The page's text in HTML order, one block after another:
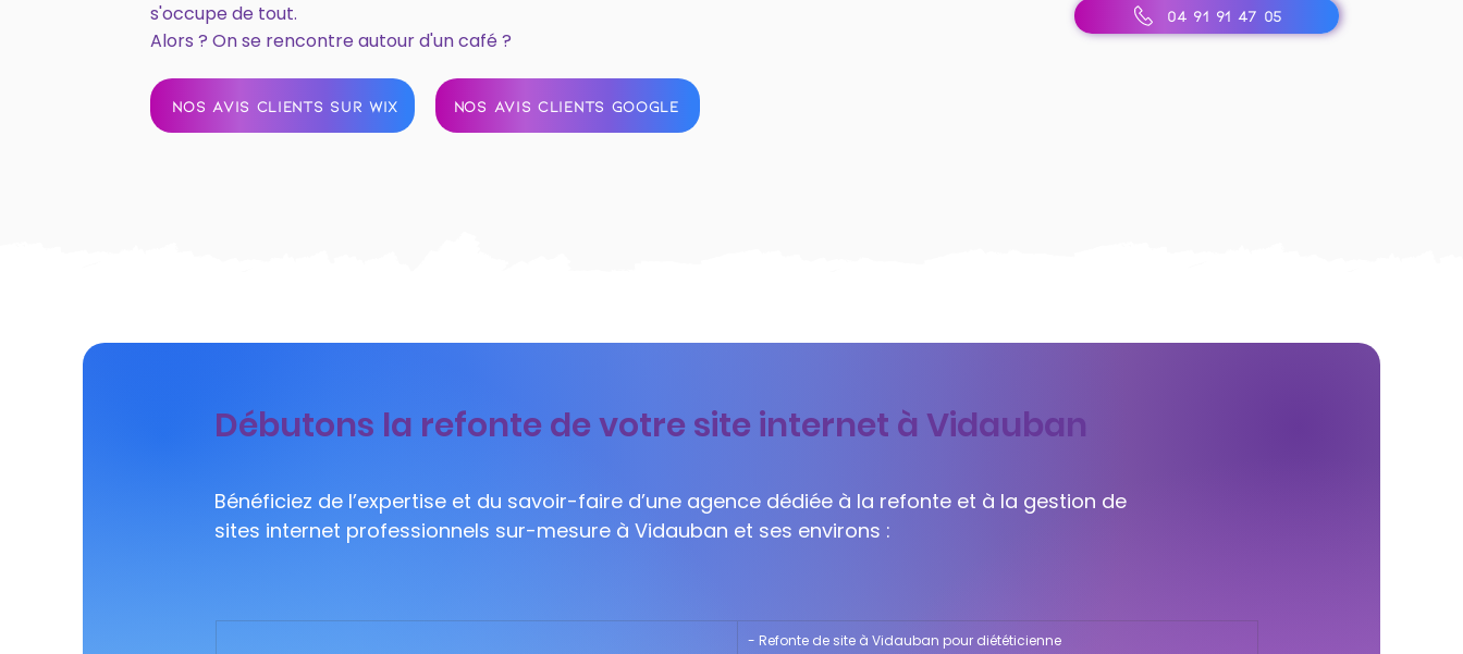
s'occupe de tout.
Alors ? On se rencontre autour d'un café ?
NOS AVIS CLIENTS SUR WIX NOS AVIS CLIENTS GOOGLE
04 91 91 47 05
Débutons la refonte de votre site internet à Vidauban
Bénéficiez de l’expertise et du savoir-faire d’une agence dédiée à la refonte et à la gestion de
sites internet professionnels sur-mesure à Vidauban et ses environs :
- Refonte de site à Vidauban pour diététicienne